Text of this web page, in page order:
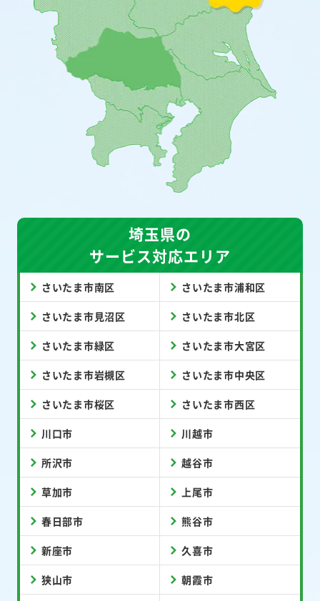
埼玉県の
サービス対応エリア
さいたま市南区 さいたま市浦和区
さいたま市見沼区 さいたま市北区
さいたま市緑区 さいたま市大宮区
さいたま市岩槻区 さいたま市中央区
さいたま市桜区 さいたま市西区
川口市 川越市
所沢市 越谷市
草加市 上尾市
春日部市 熊谷市
新座市 久喜市
狭山市 朝霞市